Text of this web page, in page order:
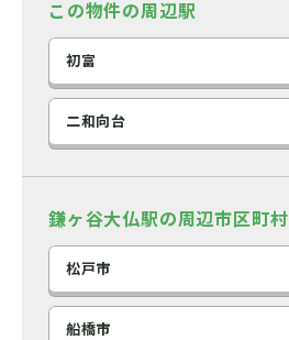
この物件の周辺駅
初富
二和向台
鎌ヶ谷大仏駅の周辺市区町村
松戸市
船橋市